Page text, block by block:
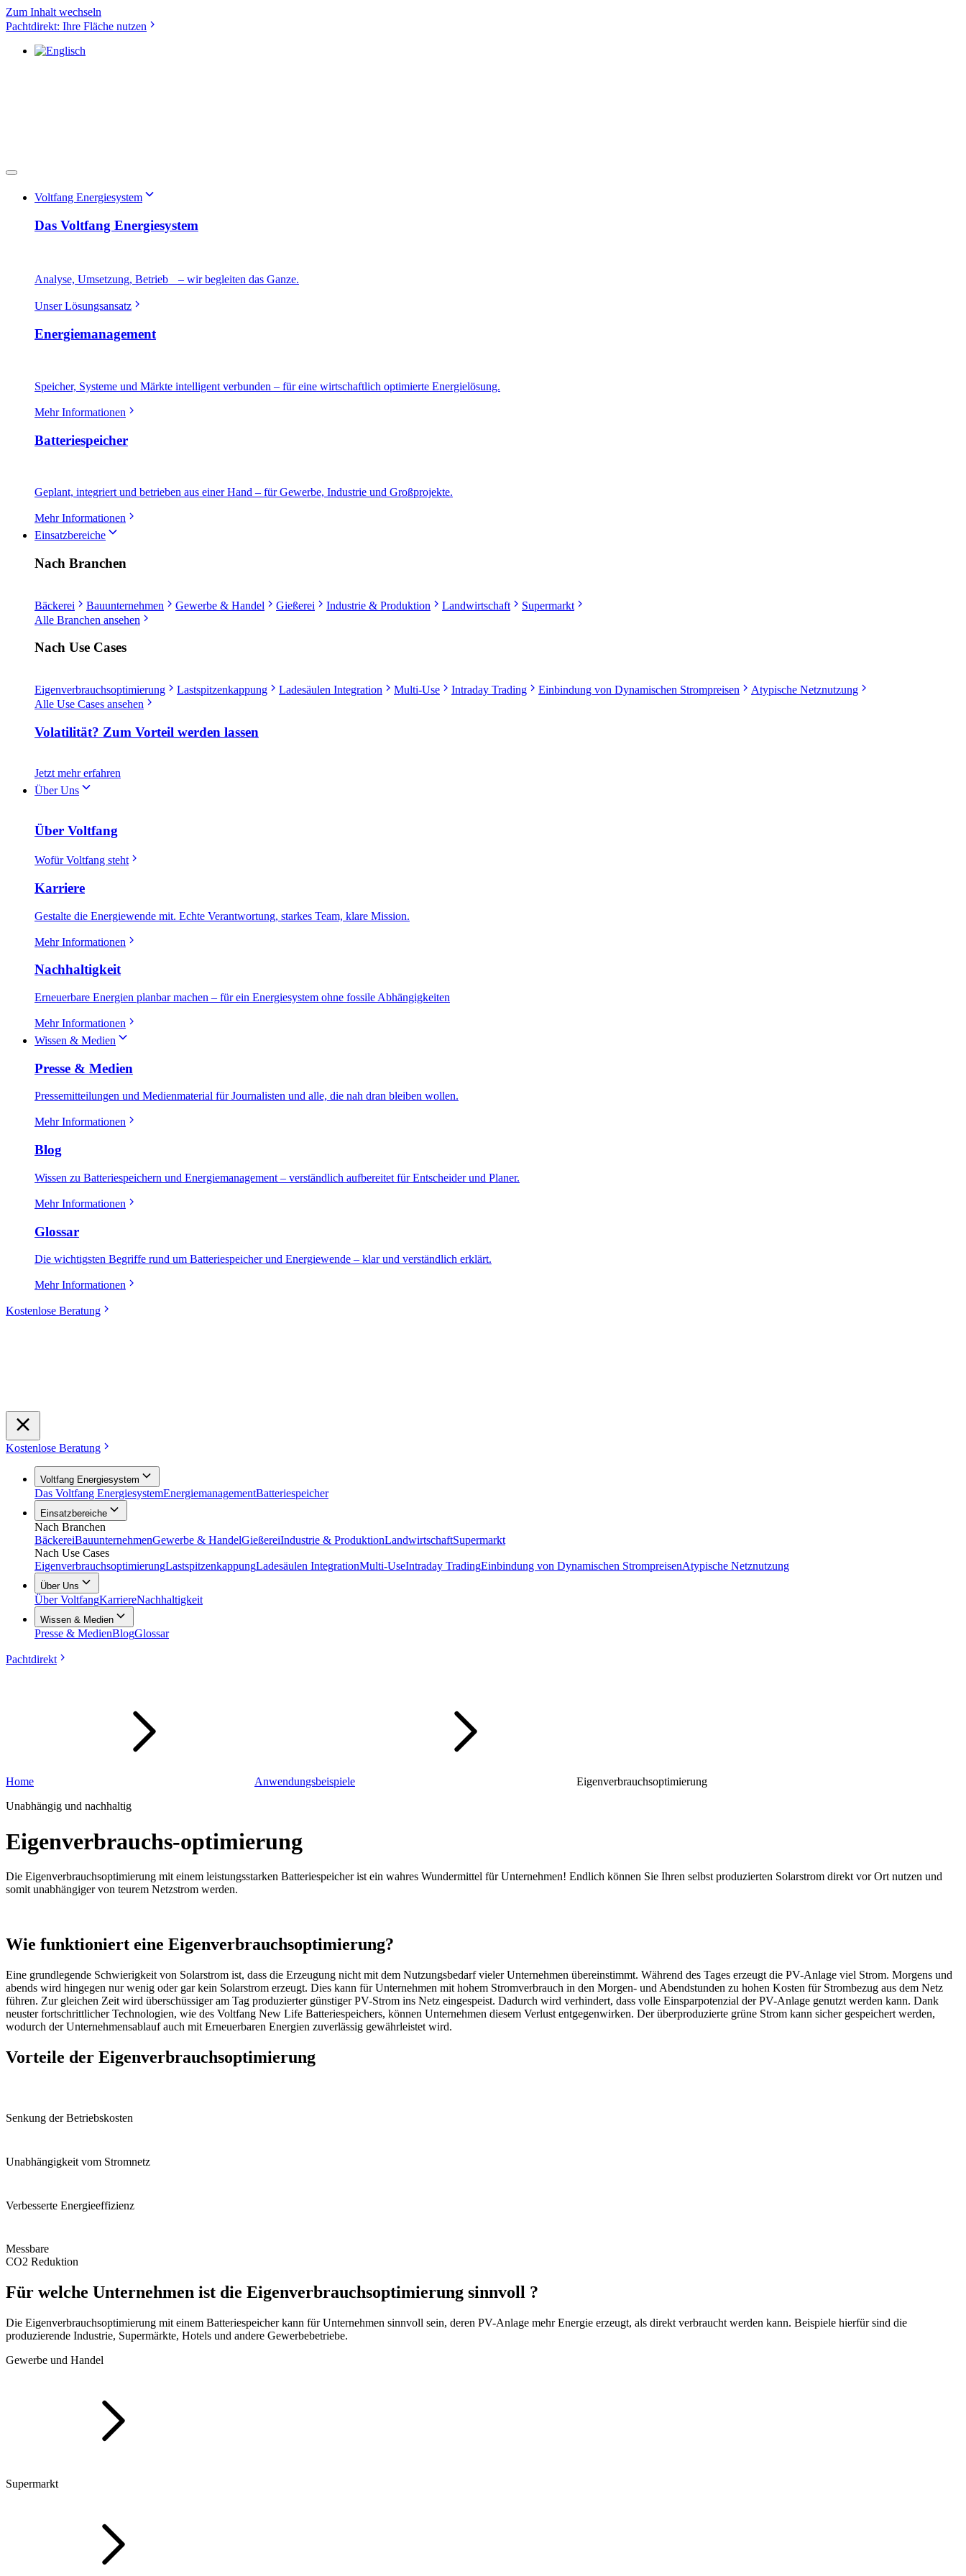
Zum Inhalt wechseln
Pachtdirekt: Ihre Fläche nutzen
Voltfang Energiesystem
Das Voltfang Energiesystem
Analyse, Umsetzung, Betrieb – wir begleiten das Ganze.
Unser Lösungsansatz
Energiemanagement
Speicher, Systeme und Märkte intelligent verbunden – für eine wirtschaftlich optimierte Energielösung.
Mehr Informationen
Batteriespeicher
Geplant, integriert und betrieben aus einer Hand – für Gewerbe, Industrie und Großprojekte.
Mehr Informationen
Einsatzbereiche
Nach Branchen
Bäckerei Bauunternehmen Gewerbe & Handel Gießerei Industrie & Produktion Landwirtschaft
Supermarkt
Alle Branchen ansehen
Nach Use Cases
Eigenverbrauchsoptimierung Lastspitzenkappung Ladesäulen Integration Multi-Use Intraday Trading Einbindung von Dynamischen Strompreisen
Atypische Netznutzung
Alle Use Cases ansehen
Volatilität? Zum Vorteil werden lassen
Jetzt mehr erfahren
Über Uns
Über Voltfang
Wofür Voltfang steht
Karriere
Gestalte die Energiewende mit. Echte Verantwortung, starkes Team, klare Mission.
Mehr Informationen
Nachhaltigkeit
Erneuerbare Energien planbar machen – für ein Energiesystem ohne fossile Abhängigkeiten
Mehr Informationen
Wissen & Medien
Presse & Medien
Pressemitteilungen und Medienmaterial für Journalisten und alle, die nah dran bleiben wollen.
Mehr Informationen
Blog
Wissen zu Batteriespeichern und Energiemanagement – verständlich aufbereitet für Entscheider und Planer.
Mehr Informationen
Glossar
Die wichtigsten Begriffe rund um Batteriespeicher und Energiewende – klar und verständlich erklärt.
Mehr Informationen
Kostenlose Beratung
Kostenlose Beratung
Voltfang Energiesystem
Das Voltfang EnergiesystemEnergiemanagementBatteriespeicher
Einsatzbereiche
Nach Branchen
BäckereiBauunternehmenGewerbe & HandelGießereiIndustrie & ProduktionLandwirtschaftSupermarkt
Nach Use Cases
EigenverbrauchsoptimierungLastspitzenkappungLadesäulen IntegrationMulti-UseIntraday TradingEinbindung von Dynamischen StrompreisenAtypische Netznutzung
Über Uns
Über VoltfangKarriereNachhaltigkeit
Wissen & Medien
Presse & MedienBlogGlossar
Pachtdirekt
Home Anwendungsbeispiele
Eigenverbrauchsoptimierung
Unabhängig und nachhaltig
Eigenverbrauchs-optimierung
Die Eigenverbrauchsoptimierung mit einem leistungsstarken Batteriespeicher ist ein wahres Wundermittel für Unternehmen! Endlich können Sie Ihren selbst produzierten Solarstrom direkt vor Ort nutzen und
somit unabhängiger von teurem Netzstrom werden.
Wie funktioniert eine Eigenverbrauchsoptimierung?
Eine grundlegende Schwierigkeit von Solarstrom ist, dass die Erzeugung nicht mit dem Nutzungsbedarf vieler Unternehmen übereinstimmt. Während des Tages erzeugt die PV-Anlage viel Strom. Morgens und
abends wird hingegen nur wenig oder gar kein Solarstrom erzeugt. Dies kann für Unternehmen mit hohem Stromverbrauch in den Morgen- und Abendstunden zu hohen Kosten für Strombezug aus dem Netz
führen. Zur gleichen Zeit wird überschüssiger am Tag produzierter günstiger PV-Strom ins Netz eingespeist. Dadurch wird verhindert, dass volle Einsparpotenzial der PV-Anlage genutzt werden kann. Dank
neuster fortschrittlicher Technologien, wie des Voltfang New Life Batteriespeichers, können Unternehmen diesem Verlust entgegenwirken. Der überproduzierte grüne Strom kann sicher gespeichert werden,
wodurch der Unternehmensablauf auch mit Erneuerbaren Energien zuverlässig gewährleistet wird.
Vorteile der Eigenverbrauchsoptimierung
Senkung der Betriebskosten
Unabhängigkeit vom Stromnetz
Verbesserte Energieeffizienz
Messbare
CO2 Reduktion
Für welche Unternehmen ist die Eigenverbrauchsoptimierung sinnvoll ?
Die Eigenverbrauchsoptimierung mit einem Batteriespeicher kann für Unternehmen sinnvoll sein, deren PV-Anlage mehr Energie erzeugt, als direkt verbraucht werden kann. Beispiele hierfür sind die
produzierende Industrie, Supermärkte, Hotels und andere Gewerbebetriebe.
Gewerbe und Handel
Supermarkt